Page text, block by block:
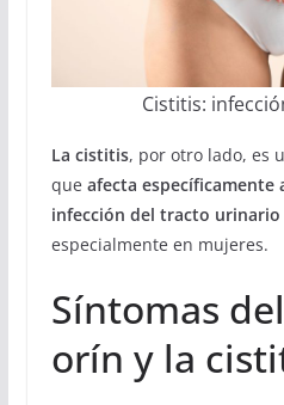
Cistitis:
La cistitis, por otro lado, es
que afecta específicamente
infección del tracto urinario
especialmente en mujeres.
Síntomas
orín y la